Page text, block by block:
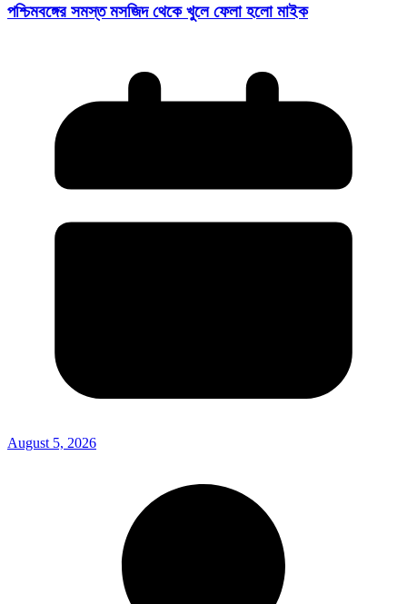
পশ্চিমবঙ্গের সমস্ত মসজিদ থেকে খুলে ফেলা হলো মাইক
August 5, 2026